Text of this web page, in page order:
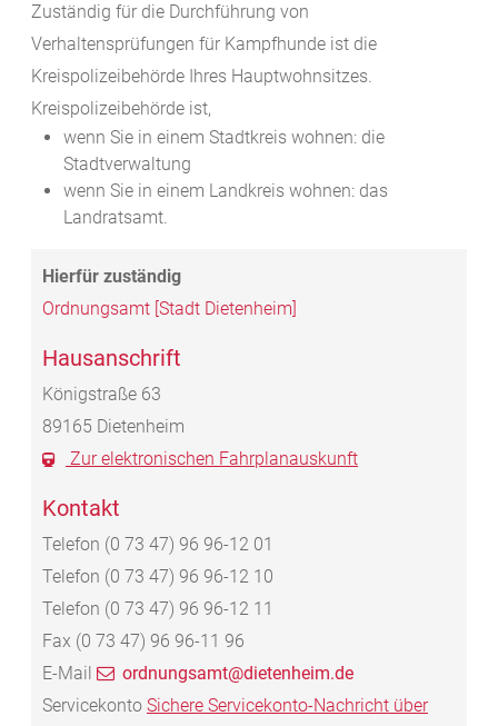
Zuständig für die Durchführung von
Verhaltensprüfungen für Kampfhunde ist die
Kreispolizeibehörde Ihres Hauptwohnsitzes.
Kreispolizeibehörde ist,
wenn Sie in einem Stadtkreis wohnen: die
Stadtverwaltung
wenn Sie in einem Landkreis wohnen: das
Landratsamt.
Ordnungsamt [Stadt Dietenheim]
Hausanschrift
Königstraße 63
89165 Dietenheim
Zur elektronischen Fahrplanauskunft
Kontakt
Telefon (0 73 47) 96 96-12 01
Telefon (0 73 47) 96 96-12 10
Telefon (0 73 47) 96 96-12 11
Fax (0 73 47) 96 96-11 96
E-Mail
ordnungsamt@dietenheim.de
Servicekonto Sichere Servicekonto-Nachricht über